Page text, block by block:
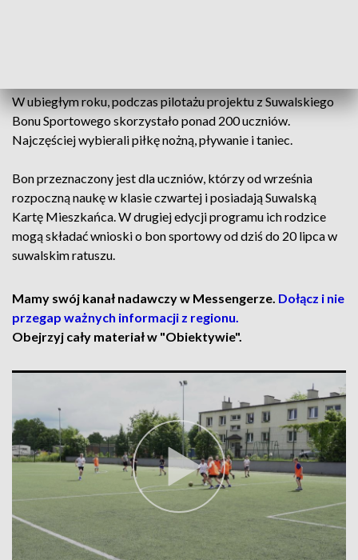
W ubiegłym roku, podczas pilotażu projektu z Suwalskiego
Bonu Sportowego skorzystało ponad 200 uczniów.
Najczęściej wybierali piłkę nożną, pływanie i taniec.
Bon przeznaczony jest dla uczniów, którzy od września
rozpoczną naukę w klasie czwartej i posiadają Suwalską
Kartę Mieszkańca. W drugiej edycji programu ich rodzice
mogą składać wnioski o bon sportowy od dziś do 20 lipca w
suwalskim ratuszu.
Mamy swój kanał nadawczy w Messengerze. Dołącz i nie
przegap ważnych informacji z regionu.
Obejrzyj cały materiał w "Obiektywie".